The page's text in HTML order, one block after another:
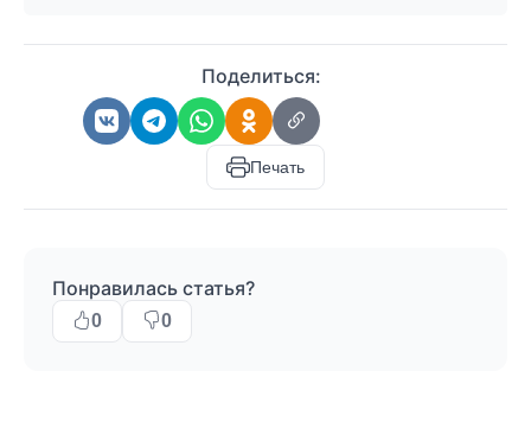
Поделиться:
Печать
Понравилась статья?
0 0